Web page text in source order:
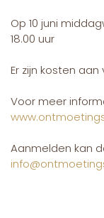
Op 10 juni
18.00 uur
Er zijn kosten
Voor meer
Aanmelden kan